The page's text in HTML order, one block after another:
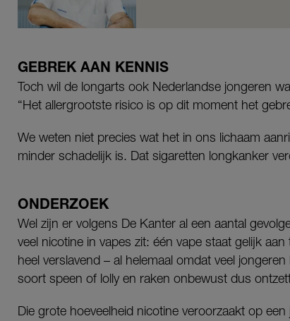
GEBREK AAN KENNIS
Toch wil de longarts ook Nederlandse jongeren
“Het allergrootste risico is op dit moment het
We weten niet precies wat het in ons lichaam
minder schadelijk is. Dat sigaretten longkanker
ONDERZOEK
Wel zijn er volgens De Kanter al een aantal
veel nicotine in vapes zit: één vape staat gelijk
heel verslavend – al helemaal omdat veel
soort speen of lolly en raken onbewust dus
Die grote hoeveelheid nicotine veroorzaakt op